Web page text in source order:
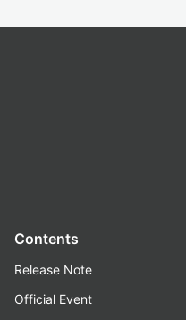
Contents
Release Note
Official Event